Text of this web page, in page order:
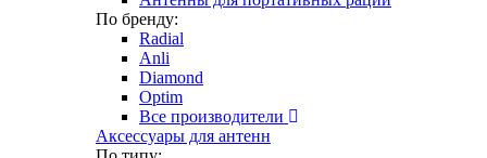
По бренду:
Radial
Anli
Diamond
Optim
Все производители
Аксессуары для антенн